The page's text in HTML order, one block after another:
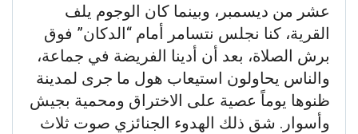
عشر من ديسمبر، وبينما كان الوجوم يلف
القرية، كنا نجلس نتسامر أمام “الدكان” فوق
برش الصلاة، بعد أن أدينا الفريضة في جماعة،
والناس يحاولون استيعاب هول ما جرى لمدينة
ظنوها يوماً عصية على الاختراق ومحمية بجيش
وأسوار. شق ذلك الهدوء الجنائزي صوت ثلاث